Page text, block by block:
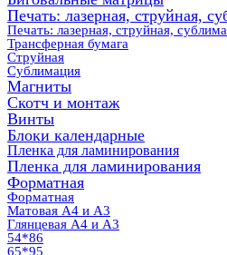
Печать: лазерная, струйная,
Печать: лазерная, струйная,
Трансферная бумага
Струйная
Сублимация
Магниты
Скотч и монтаж
Винты
Блоки календарные
Пленка для ламинирования
Пленка для ламинирования
Форматная
Форматная
Матовая А4 и А3
Глянцевая А4 и А3
54*86
65*95